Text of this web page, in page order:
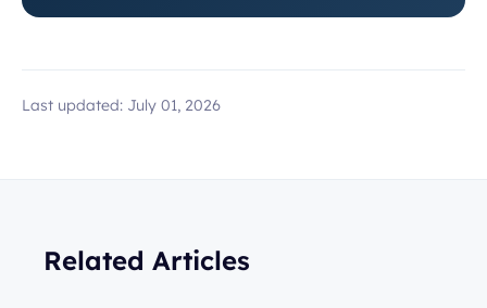
Last updated: July 01, 2026
Related Articles